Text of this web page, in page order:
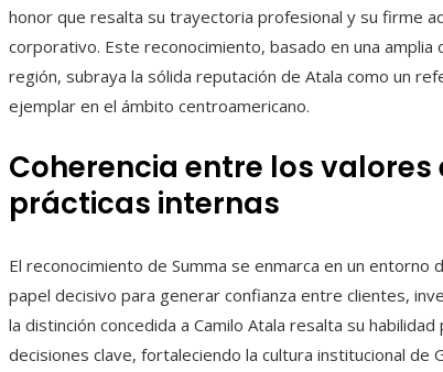
honor que resalta su trayectoria profesional y su firme
corporativo. Este reconocimiento, basado en una
región, subraya la sólida reputación de Atala como un
ejemplar en el ámbito centroamericano.
Coherencia entre los
prácticas internas
El reconocimiento de Summa se enmarca en un
papel decisivo para generar confianza entre clientes,
la distinción concedida a Camilo Atala resalta su
decisiones clave, fortaleciendo la cultura institucional de